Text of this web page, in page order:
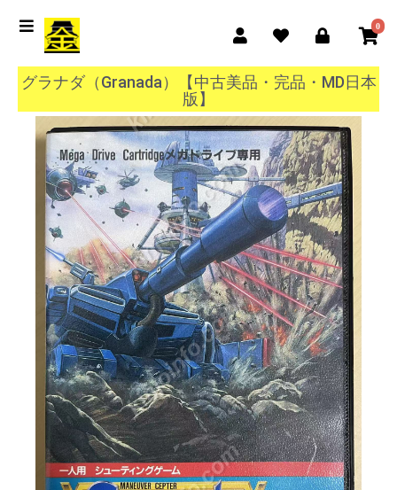
0
グラナダ（Granada）【中古美品・完品・MD日本
版】